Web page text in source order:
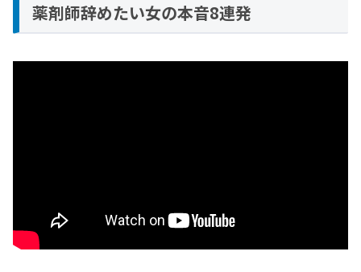
薬剤師辞めたい女の本音8連発